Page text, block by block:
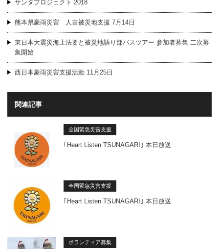
サンタプロジェクト 2018
熊本県豪雨災害 人吉被災地支援 7月14日
東日本大震災海上法要と被災地語り部バスツアー 参加者募集 二次募
集開始
西日本豪雨災害支援活動 11月25日
関連記事
全国緊急災害支援
｢Heart Listen TSUNAGARI｣ 本日放送
全国緊急災害支援
｢Heart Listen TSUNAGARI｣ 本日放送
ボランティア募集